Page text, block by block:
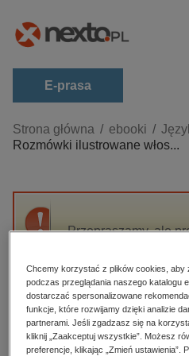
E-prasa
Kategorie
Zobacz wszystkie E-prasa
budownictwo,
darmowe wydania
edukacja
hobby, sport, rozrywka
komputery, internet,
Strona główna ebooki
Rozmówki ilustrowane włos...
Przepraszamy, ale
High-contrast mode
Polecane
Chcemy korzystać z plików cookies, aby
podczas przeglądania naszego katalogu
dostarczać spersonalizowane
funkcje, które rozwijamy dzięki analizie
partnerami. Jeśli zgadzasz się na
kliknij „Zaakceptuj wszystkie”. Możesz
preferencje, klikając „Zmień ustawienia”.